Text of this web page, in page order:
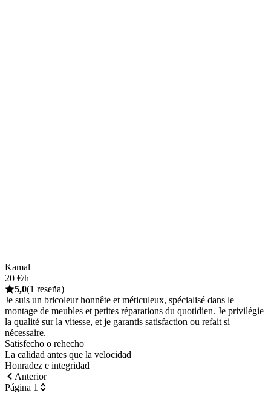
Kamal
20 €/h
5,0(1 reseña)
Je suis un bricoleur honnête et méticuleux, spécialisé dans le
montage de meubles et petites réparations du quotidien. Je privilégie
la qualité sur la vitesse, et je garantis satisfaction ou refait si
nécessaire.
Satisfecho o rehecho
La calidad antes que la velocidad
Honradez e integridad
Anterior
Página 1